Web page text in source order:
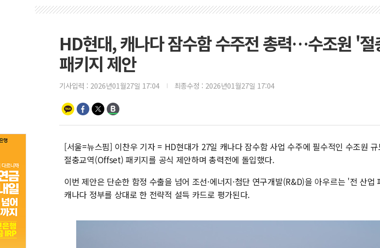
폐
李
여
'
李
연
인
청
HD현대, 캐나다 잠수함 수주전 총력…수조원 '절
패키지 제안
기사입력 : 2026년01월27일 17:04 최종수정 : 2026년01월27일 17:04
[서울=뉴스핌] 이찬우 기자 = HD현대가 27일 캐나다 잠수함 사업 수주에 필수적인 수조원
절충교역(Offset) 패키지를 공식 제안하며 총력전에 돌입했다.
이번 제안은 단순한 함정 수출을 넘어 조선·에너지·첨단 연구개발(R&D)을 아우르는 '전 산업
캐나다 정부를 상대로 한 전략적 설득 카드로 평가된다.